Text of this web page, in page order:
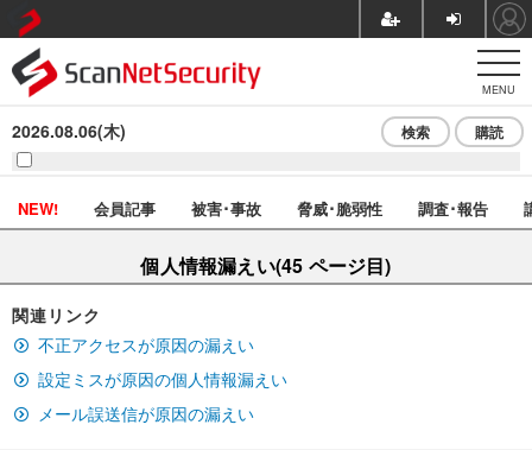
MENU
2026.08.06(木) 検索 購読
NEW! 会員記事 被害･事故 脅威･脆弱性 調査･報告
個人情報漏えい(45 ページ目)
関連リンク
不正アクセスが原因の漏えい
設定ミスが原因の個人情報漏えい
メール誤送信が原因の漏えい